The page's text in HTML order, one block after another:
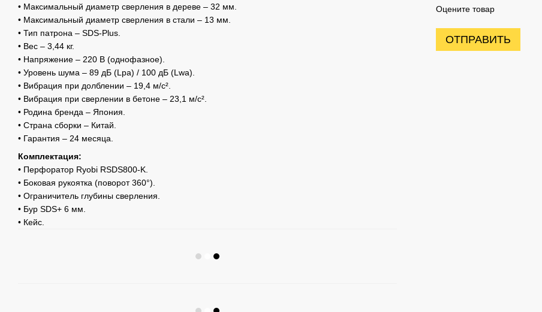
• Максимальный диаметр сверления в дереве – 32 мм.
• Максимальный диаметр сверления в стали – 13 мм.
• Тип патрона – SDS-Plus.
• Вес – 3,44 кг.
• Напряжение – 220 В (однофазное).
• Уровень шума – 89 дБ (Lpa) / 100 дБ (Lwa).
• Вибрация при долблении – 19,4 м/с².
• Вибрация при сверлении в бетоне – 23,1 м/с².
• Родина бренда – Япония.
• Страна сборки – Китай.
• Гарантия – 24 месяца.
Комплектация:
• Перфоратор Ryobi RSDS800-K.
• Боковая рукоятка (поворот 360°).
• Ограничитель глубины сверления.
• Бур SDS+ 6 мм.
• Кейс.
Оцените товар
ОТПРАВИТЬ